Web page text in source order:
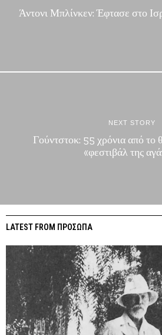
Άντονι Μπλίνκεν: Έφτασε στο
NEXT STORY
Γούντστοκ: 55 χρόνια από το
«φεστιβάλ της
LATEST FROM ΠΡΟΣΩΠΑ